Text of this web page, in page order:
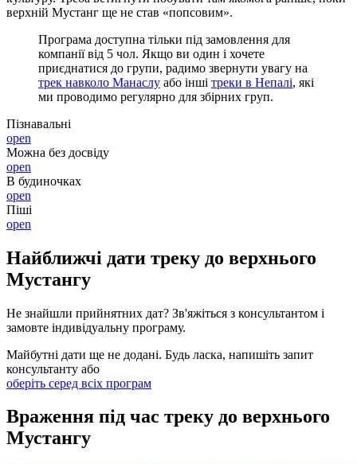
верхній Мустанг ще не став «попсовим».
Програма доступна тільки під замовлення для
компанії від 5 чол. Якщо ви один і хочете
приєднатися до групи, радимо звернути увагу на
трек навколо Манаслу або інші треки в Непалі, які
ми проводимо регулярно для збірних груп.
Пізнавальні
open
Можна без досвіду
open
В будиночках
open
Піші
open
Найближчі дати треку до верхнього
Мустангу
Не знайшли прийнятних дат? Зв'яжіться з консультантом і
замовте індивідуальну програму.
Майбутні дати ще не додані. Будь ласка, напишіть запит
консультанту або
оберіть серед всіх програм
Враження під час треку до верхнього
Мустангу